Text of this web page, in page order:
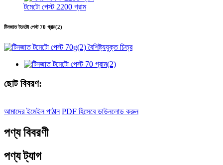
টমেটো পেস্ট 2200 গ্রাম
টিনজাত টমেটো পেস্ট 70 গ্রাম(2)
ছোট বিবরণ:
আমাদের ইমেইল পাঠান PDF হিসেবে ডাউনলোড করুন
পণ্য বিবরণী
পণ্য ট্যাগ